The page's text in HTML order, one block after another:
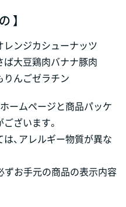
】
レンジカシューナッツ
ば大豆鶏肉バナナ豚肉
りんごゼラチン
ームページと商品パッケ
ざいます。
、アレルギー物質が異な
ずお手元の商品の表示内容